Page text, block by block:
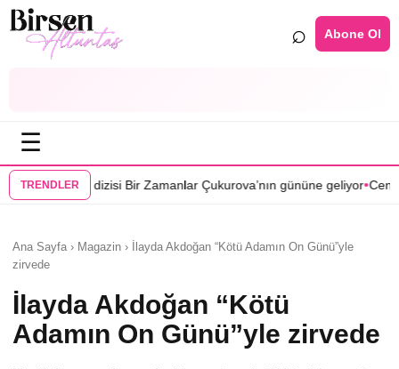
⌕ Abone Ol
☰
TRENDLER
Bir Zamanlar Çukurova’nın gününe geliyor•Cenan Çamyurdu
Ana Sayfa › Magazin › İlayda Akdoğan “Kötü Adamın On Günü”yle
zirvede
İlayda Akdoğan “Kötü
Adamın On Günü”yle zirvede